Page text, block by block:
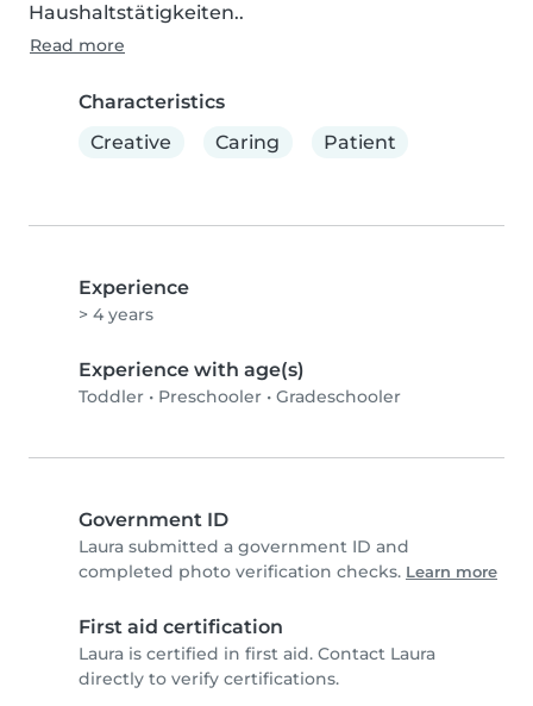
Haushaltstätigkeiten..
Read more
Characteristics
Creative
Caring Patient
Experience
> 4 years
Experience with age(s)
Toddler • Preschooler • Gradeschooler
Government ID
Laura submitted a government ID and
completed photo verification checks. Learn more
First aid certification
Laura is certified in first aid. Contact Laura
directly to verify certifications.